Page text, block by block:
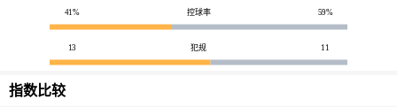
41% 控球率 59%
13 犯规 11
指数比较